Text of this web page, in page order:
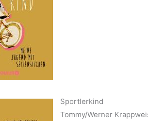
Sportlerkind
Tommy/Werner